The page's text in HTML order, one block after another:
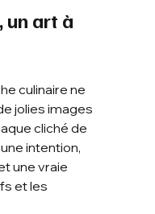
un art à
culinaire ne
jolies images
cliché de
intention,
une vraie
et les